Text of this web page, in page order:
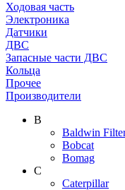
Ходовая часть
Электроника
Датчики
ДВС
Запасные части ДВС
Кольца
Прочее
Производители
B
Baldwin
Bobcat
Bomag
C
Caterpillar